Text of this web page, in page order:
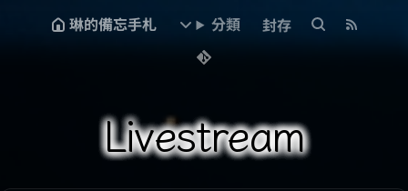
琳的備忘手札 分類 封存
Livestream